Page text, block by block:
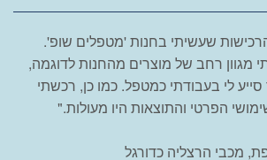
שעשיתי בחנות 'מטפלים שופ'.
מגוון רחב של מוצרים מהחנות לדוגמה,
לי בעבודתי כמטפל. כמו כן, רכשתי
הפרטי והתוצאות היו מעולות."
מכבי הרצליה כדורגל